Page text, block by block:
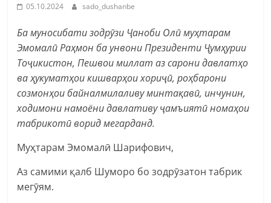
05.10.2024 sado_dushanbe
Ба муносибати зодрӯзи Ҷаноби Олӣ муҳтарам
Эмомалӣ Раҳмон ба унвони Президенти Ҷумҳурии
Тоҷикистон, Пешвои миллат аз сарони давлатҳо
ва ҳукуматҳои кишварҳои хориҷӣ, роҳбарони
созмонҳои байналмилаливу минтақавӣ, инчунин,
ходимони намоёни давлативу ҷамъиятӣ номаҳои
табрикотӣ ворид мегарданд.
Муҳтарам Эмомалӣ Шарифович,
Аз самими қалб Шуморо бо зодрӯзатон табрик
мегӯям.